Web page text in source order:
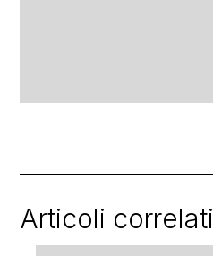
Articoli correlati